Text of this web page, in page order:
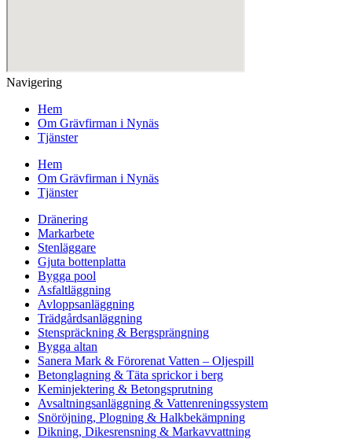
Navigering
Hem
Om Grävfirman i Nynäs
Tjänster
Hem
Om Grävfirman i Nynäs
Tjänster
Dränering
Markarbete
Stenläggare
Gjuta bottenplatta
Bygga pool
Asfaltläggning
Avloppsanläggning
Trädgårdsanläggning
Stenspräckning & Bergsprängning
Bygga altan
Sanera Mark & Förorenat Vatten – Oljespill
Betonglagning & Täta sprickor i berg
Keminjektering & Betongsprutning
Avsaltningsanläggning & Vattenreningssystem
Snöröjning, Plogning & Halkbekämpning
Dikning, Dikesrensning & Markavvattning